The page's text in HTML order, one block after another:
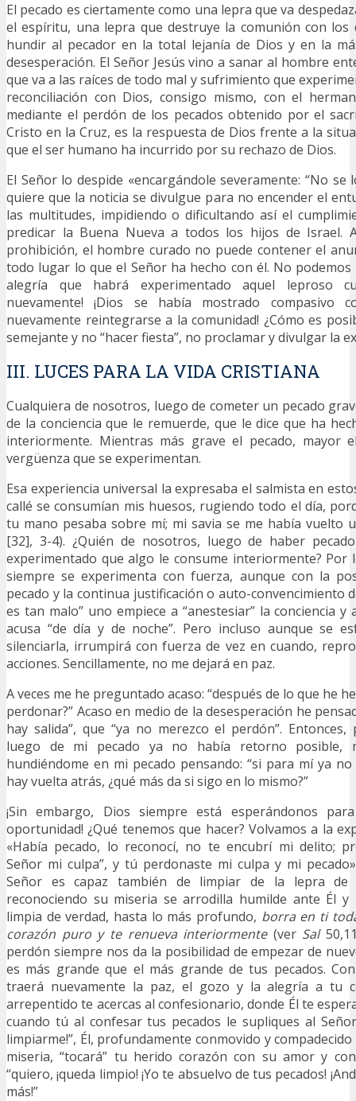
El pecado es ciertamente como una lepra que va
el espíritu, una lepra que destruye la comunión con los
hundir al pecador en la total lejanía de Dios y en la
desesperación. El Señor Jesús vino a sanar al hombre
que va a las raíces de todo mal y sufrimiento que
reconciliación con Dios, consigo mismo, con el
mediante el perdón de los pecados obtenido por el
Cristo en la Cruz, es la respuesta de Dios frente a la
que el ser humano ha incurrido por su rechazo de Dios.
El Señor lo despide «encargándole severamente: “No se
quiere que la noticia se divulgue para no encender el
las multitudes, impidiendo o dificultando así el
predicar la Buena Nueva a todos los hijos de Israel.
prohibición, el hombre curado no puede contener el
todo lugar lo que el Señor ha hecho con él. No
alegría que habrá experimentado aquel leproso
nuevamente! ¡Dios se había mostrado compasivo
nuevamente reintegrarse a la comunidad! ¿Cómo es
semejante y no “hacer fiesta”, no proclamar y divulgar la
III. LUCES PARA LA VIDA CRISTIANA
Cualquiera de nosotros, luego de cometer un pecado
de la conciencia que le remuerde, que le dice que ha
interiormente. Mientras más grave el pecado, mayor
vergüenza que se experimentan.
Esa experiencia universal la expresaba el salmista en
callé se consumían mis huesos, rugiendo todo el día,
tu mano pesaba sobre mí; mi savia se me había vuelto
[32], 3-4). ¿Quién de nosotros, luego de haber
experimentado que algo le consume interiormente? Por
siempre se experimenta con fuerza, aunque con la
pecado y la continua justificación o auto-convencimiento
es tan malo” uno empiece a “anestesiar” la conciencia y
acusa “de día y de noche”. Pero incluso aunque se
silenciarla, irrumpirá con fuerza de vez en cuando,
acciones. Sencillamente, no me dejará en paz.
A veces me he preguntado acaso: “después de lo que he
perdonar?” Acaso en medio de la desesperación he
hay salida”, que “ya no merezco el perdón”.
luego de mi pecado ya no había retorno posible,
hundiéndome en mi pecado pensando: “si para mí ya
hay vuelta atrás, ¿qué más da si sigo en lo mismo?”
¡Sin embargo, Dios siempre está esperándonos
oportunidad! ¿Qué tenemos que hacer? Volvamos a la
«Había pecado, lo reconocí, no te encubrí mi delito;
Señor mi culpa”, y tú perdonaste mi culpa y mi
Señor es capaz también de limpiar de la lepra de
reconociendo su miseria se arrodilla humilde ante Él
limpia de verdad, hasta lo más profundo, borra en ti
corazón puro y te renueva interiormente(ver Sal
perdón siempre nos da la posibilidad de empezar de
es más grande que el más grande de tus pecados.
traerá nuevamente la paz, el gozo y la alegría a tu
arrepentido te acercas al confesionario, donde Él te
cuando tú al confesar tus pecados le supliques al
limpiarme!”, Él, profundamente conmovido y
miseria, “tocará” tu herido corazón con su amor y
“quiero, ¡queda limpio! ¡Yo te absuelvo de tus pecados!
más!”